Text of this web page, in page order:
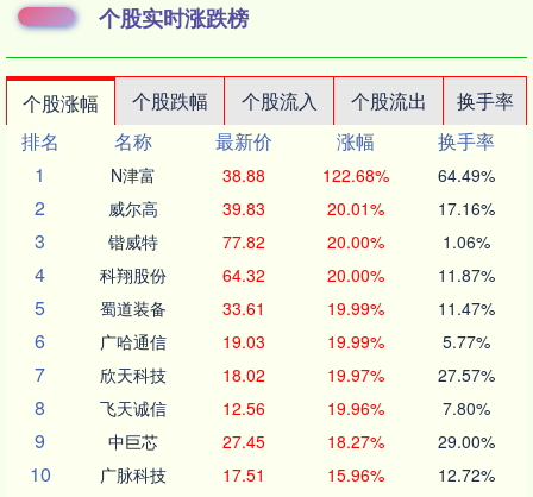
个股实时涨跌榜
个股涨幅 个股跌幅 个股流入 个股流出
换手率
排名
名称 最新价 涨幅
换手率
1
N津富 38.88 122.68% 64.49%
2 威尔高 39.83 20.01% 17.16%
3 锴威特 77.82 20.00% 1.06%
4 科翔股份 64.32 20.00% 11.87%
5 蜀道装备 33.61 19.99% 11.47%
6 广哈通信 19.03 19.99% 5.77%
7 欣天科技 18.02 19.97% 27.57%
8 飞天诚信 12.56 19.96% 7.80%
9 中巨芯 27.45 18.27% 29.00%
10 广脉科技 17.51 15.96% 12.72%